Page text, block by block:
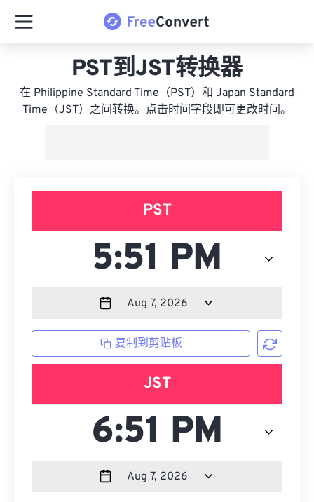
PST到JST转换器
在 Philippine Standard Time（PST）和 Japan Standard
Time（JST）之间转换。点击时间字段即可更改时间。
PST
复制到剪贴板
JST